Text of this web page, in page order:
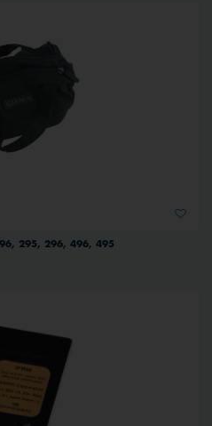
295, 296, 496, 495